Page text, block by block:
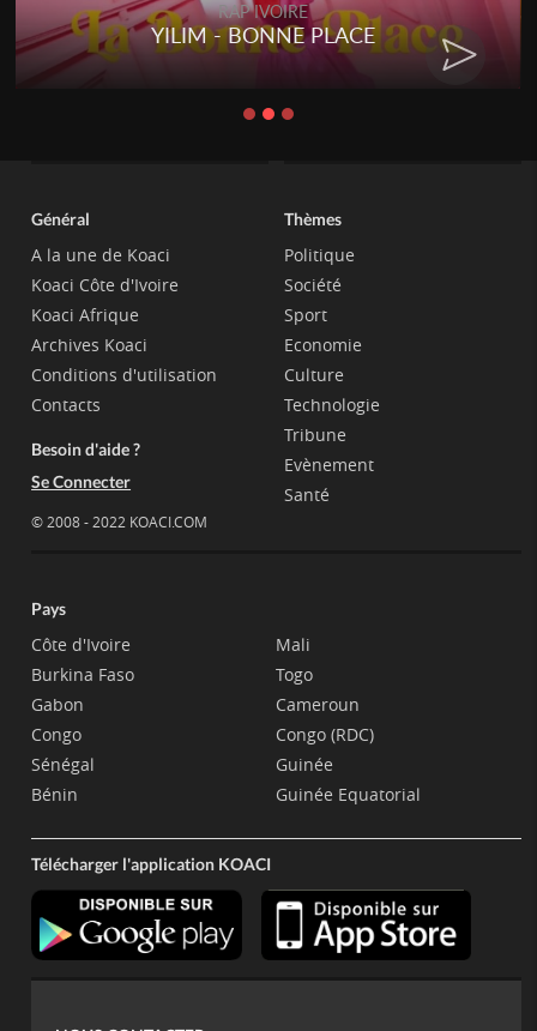
RAP IVOIRE
YILIM - BONNE PLACE
Général
A la une de Koaci
Koaci Côte d'Ivoire
Koaci Afrique
Archives Koaci
Conditions d'utilisation
Contacts
Besoin d'aide ?
Se Connecter
© 2008 - 2022 KOACI.COM
Thèmes
Politique
Société
Sport
Economie
Culture
Technologie
Tribune
Evènement
Santé
Pays
Côte d'Ivoire
Burkina Faso
Gabon
Congo
Sénégal
Bénin
Mali
Togo
Cameroun
Congo (RDC)
Guinée
Guinée Equatorial
Télécharger l'application KOACI